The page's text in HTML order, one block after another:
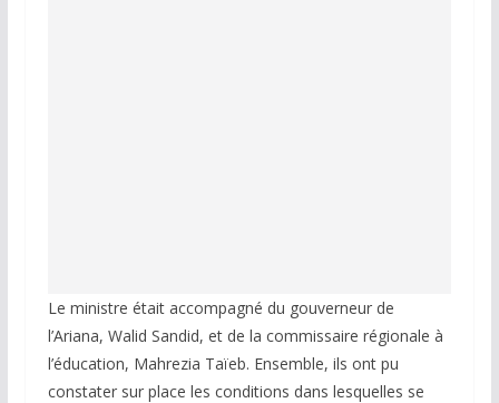
Le ministre était accompagné du gouverneur de
l’Ariana, Walid Sandid, et de la commissaire régionale à
l’éducation, Mahrezia Taïeb. Ensemble, ils ont pu
constater sur place les conditions dans lesquelles se